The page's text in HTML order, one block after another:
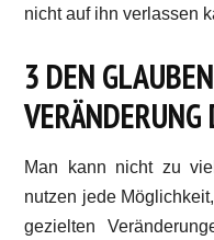
nicht auf ihn verlassen
3 DEN
Man kann nicht zu
nutzen jede
gezielten